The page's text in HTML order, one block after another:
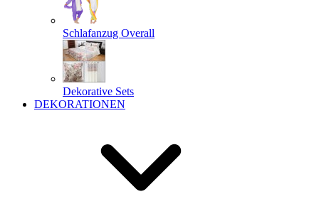
Schlafanzug Overall
Dekorative Sets
DEKORATIONEN